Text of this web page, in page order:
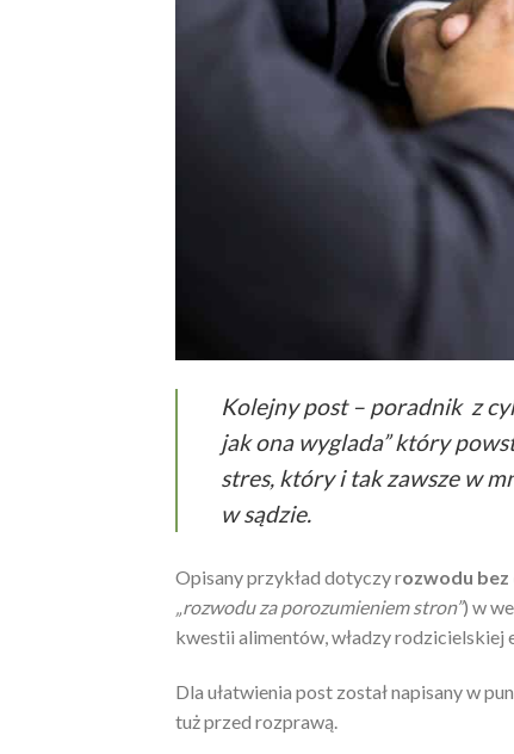
Kolejny post – poradnik z
jak ona wyglada” który
stres, który i tak zawsze w
w sądzie.
Opisany przykład dotyczy rozwodu
„rozwodu za porozumieniem stron”) w
kwestii alimentów, władzy rodzicielskiej
Dla ułatwienia post został napisany w
tuż przed rozprawą.